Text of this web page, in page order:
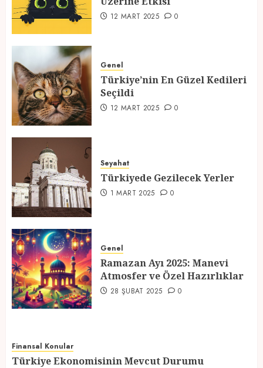
2
3
Seçildi
12 MART 2025 0
4
1 MART 2025
5
Atmosfer ve Özel Hazırlıklar
28 ŞUBAT 2025 0
12 MART 2025 0
Genel
Türkiye’nin En Güzel Kedileri
Seçildi
12 MART 2025 0
Seyahat
Türkiyede Gezilecek Yerler
1 MART 2025 0
Genel
Ramazan Ayı 2025: Manevi
Atmosfer ve Özel Hazırlıklar
28 ŞUBAT 2025 0
Finansal Konular
Türkiye Ekonomisinin Mevcut Durumu